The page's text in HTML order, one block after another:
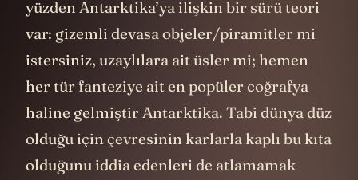
yüzden Antarktika’ya ilişkin bir sürü teori
var: gizemli devasa objeler/piramitler mi
istersiniz, uzaylılara ait üsler mi; hemen
her tür fanteziye ait en popüler coğrafya
haline gelmiştir Antarktika. Tabi dünya düz
olduğu için çevresinin karlarla kaplı bu kıta
olduğunu iddia edenleri de atlamamak